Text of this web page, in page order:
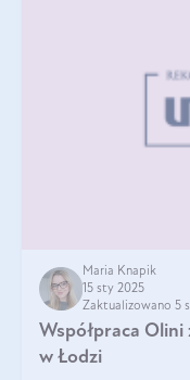
Maria Knapik
15 sty 2025
Zaktualizowano 5
Współpraca
w Łodzi